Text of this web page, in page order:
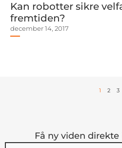
Kan robotter sikre
fremtiden?
december 14, 2017
1 2 3
Få ny viden